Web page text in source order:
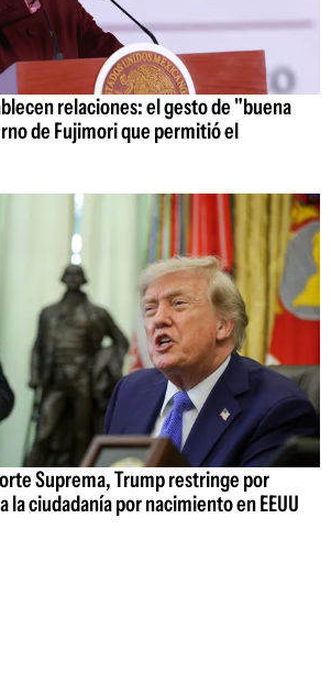
relaciones: el gesto de "buena
de Fujimori que permitió el
Suprema, Trump restringe por
ciudadanía por nacimiento en EEUU